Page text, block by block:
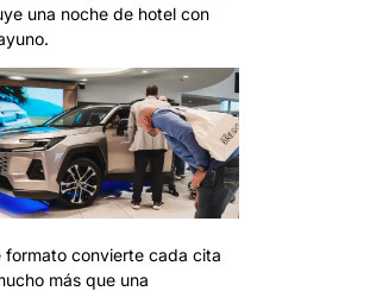
una noche de hotel con
formato convierte cada cita
más que una